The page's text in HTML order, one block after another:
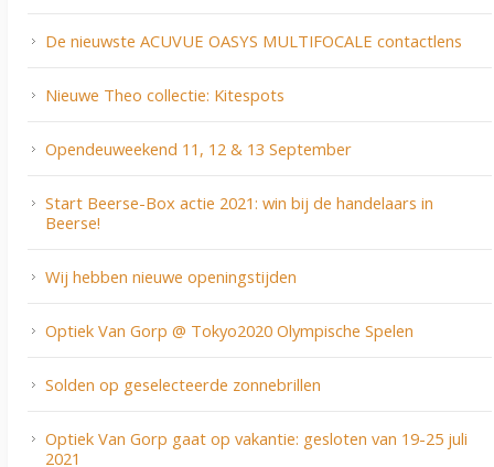
De nieuwste ACUVUE OASYS MULTIFOCALE contactlens
Nieuwe Theo collectie: Kitespots
Opendeuweekend 11, 12 & 13 September
Start Beerse-Box actie 2021: win bij de handelaars in
Beerse!
Wij hebben nieuwe openingstijden
Optiek Van Gorp @ Tokyo2020 Olympische Spelen
Solden op geselecteerde zonnebrillen
Optiek Van Gorp gaat op vakantie: gesloten van 19-25 juli
2021